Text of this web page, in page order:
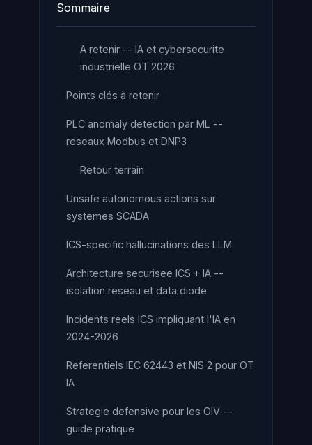
Sommaire
A retenir -- IA et cybersecurite
industrielle OT 2026
Points clés à retenir
PLC anomaly detection par ML --
reseaux Modbus et DNP3
Retour terrain
Unsafe autonomous actions sur
systemes SCADA
ICS-specific hallucinations des LLM
Architecture securisee ICS + IA --
isolation reseau et data diode
Incidents reels ICS impliquant l'IA en
2024-2026
Referentiels IEC 62443 et NIS 2 pour OT
IA
Strategie defensive pour les OIV --
guide pratique